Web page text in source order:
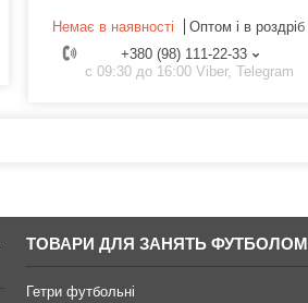
Немає в наявності
Оптом і в роздріб
+380 (98) 111-22-33
с 09:30 до 16:00 Viber, Telegram
ТОВАРИ ДЛЯ ЗАНЯТЬ ФУТБОЛОМ
Гетри футбольні